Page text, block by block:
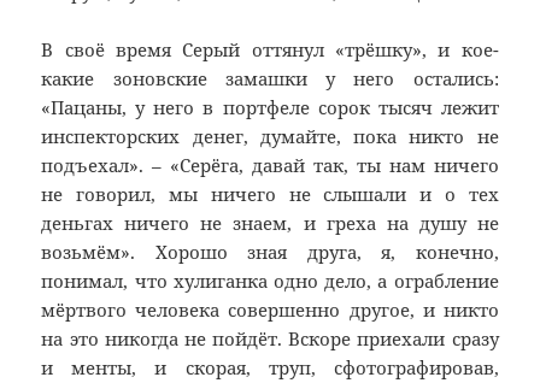
В своё время Серый оттянул «трёшку», и кое-
какие зоновские замашки у него остались:
«Пацаны, у него в портфеле сорок тысяч лежит
инспекторских денег, думайте, пока никто не
подъехал». – «Серёга, давай так, ты нам ничего
не говорил, мы ничего не слышали и о тех
деньгах ничего не знаем, и греха на душу не
возьмём». Хорошо зная друга, я, конечно,
понимал, что хулиганка одно дело, а ограбление
мёртвого человека совершенно другое, и никто
на это никогда не пойдёт. Вскоре приехали сразу
и менты, и скорая, труп, сфотографировав,